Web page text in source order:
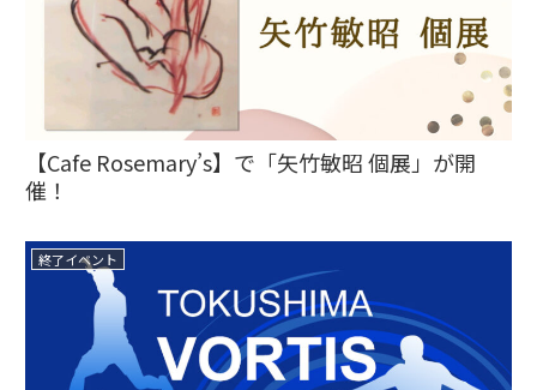
【Cafe Rosemary’s】で「矢竹敏昭 個展」が開
催！
終了イベント